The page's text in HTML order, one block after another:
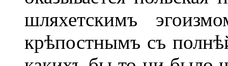
шляхетскимъ
крѣпостнымъ съ